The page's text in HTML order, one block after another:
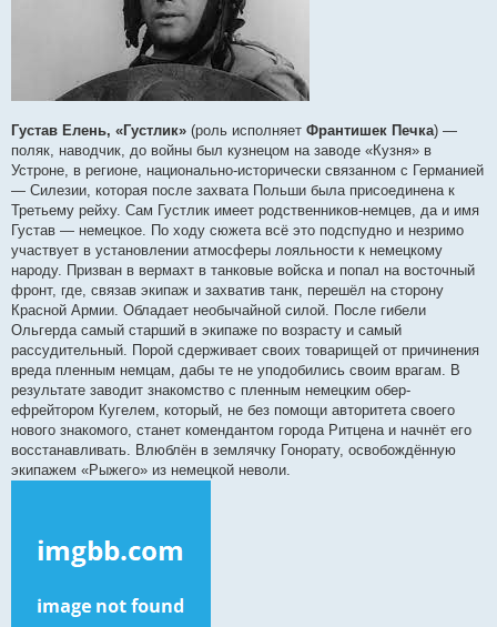
Густав Елень, «Густлик» (роль исполняет Франтишек Печка) —
поляк, наводчик, до войны был кузнецом на заводе «Кузня» в
Устроне, в регионе, национально-исторически связанном с Германией
— Силезии, которая после захвата Польши была присоединена к
Третьему рейху. Сам Густлик имеет родственников-немцев, да и имя
Густав — немецкое. По ходу сюжета всё это подспудно и незримо
участвует в установлении атмосферы лояльности к немецкому
народу. Призван в вермахт в танковые войска и попал на восточный
фронт, где, связав экипаж и захватив танк, перешёл на сторону
Красной Армии. Обладает необычайной силой. После гибели
Ольгерда самый старший в экипаже по возрасту и самый
рассудительный. Порой сдерживает своих товарищей от причинения
вреда пленным немцам, дабы те не уподобились своим врагам. В
результате заводит знакомство с пленным немецким обер-
ефрейтором Кугелем, который, не без помощи авторитета своего
нового знакомого, станет комендантом города Ритцена и начнёт его
восстанавливать. Влюблён в землячку Гонорату, освобождённую
экипажем «Рыжего» из немецкой неволи.